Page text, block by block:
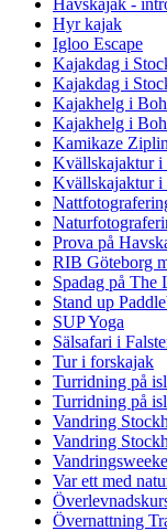
Hyr kajak
Igloo Escape
Kajakdag i
Kajakdag i
Kajakhelg i
Kajakhelg i
Kamikaze
Kvällskajaktur
Kvällskajaktur i
Prova på
RIB Göteborg
Spadag på The
Stand up
SUP Yoga
Sälsafari i
Tur i forskajak
Turridning på
Turridning på
Vandring
Vandring
Var ett med
Övernattning